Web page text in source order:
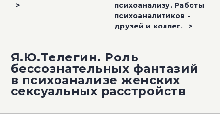
психоанализу. Работы
психоаналитиков -
друзей и коллег.
Я.Ю.Телегин. Роль
бессознательных фантазий
в психоанализе женских
сексуальных расстройств